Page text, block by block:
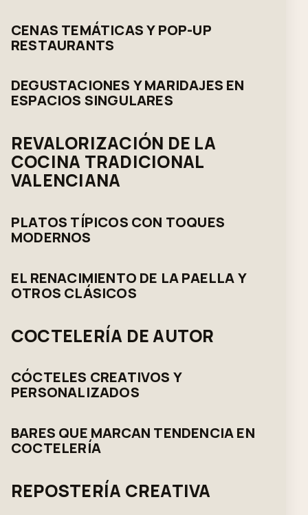
CENAS TEMÁTICAS Y POP-UP
RESTAURANTS
DEGUSTACIONES Y MARIDAJES EN
ESPACIOS SINGULARES
REVALORIZACIÓN DE LA
COCINA TRADICIONAL
VALENCIANA
PLATOS TÍPICOS CON TOQUES
MODERNOS
EL RENACIMIENTO DE LA PAELLA Y
OTROS CLÁSICOS
COCTELERÍA DE AUTOR
CÓCTELES CREATIVOS Y
PERSONALIZADOS
BARES QUE MARCAN TENDENCIA EN
COCTELERÍA
REPOSTERÍA CREATIVA